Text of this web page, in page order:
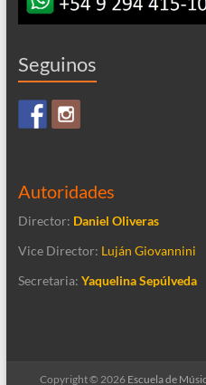
Seguinos
Autoridades
Director: Daniel Oliveras
Vice Director: Luján Giovannini
Secretaria: Yaquelina Sepúlveda
Copyright © 2026 Escuela de